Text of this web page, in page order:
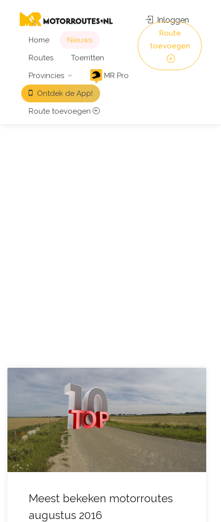
Home
Nieuws
Routes
Toerritten
Provincies
MR Pro
Ontdek de App!
Route toevoegen
Inloggen
Route
toevoegen
Meest bekeken motorroutes
augustus 2016